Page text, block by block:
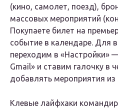
(кино, самолет, поезд),
массовых мероприятий
Покупаете билет на
событие в календаре. Для
переходим в «Настройки»
Gmail» и ставим галочку в
добавлять мероприятия из
Клевые лайфхаки